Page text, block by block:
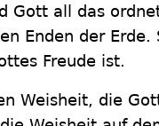
Gott all das
Enden der Erde.
Freude ist.
Weisheit, die